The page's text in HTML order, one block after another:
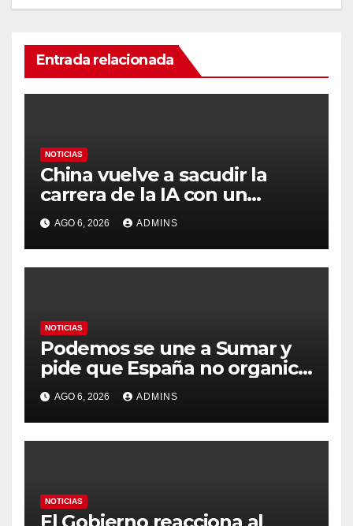
Entrada relacionada
NOTICIAS
China vuelve a sacudir la
carrera de la IA con un
modelo capaz de trabajar
durante días sin intervención
humana
AGO 6, 2026 ADMINS
NOTICIAS
Podemos se une a Sumar y
pide que España no organice
el Mundial 2030 con
Marruecos por «atentar
contra la soberanía nacional»
AGO 6, 2026 ADMINS
NOTICIAS